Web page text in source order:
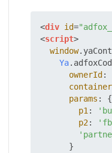
<div id=
<script>
window.
Ya.
ownerId :
params : {
p1 :
p2:
      }